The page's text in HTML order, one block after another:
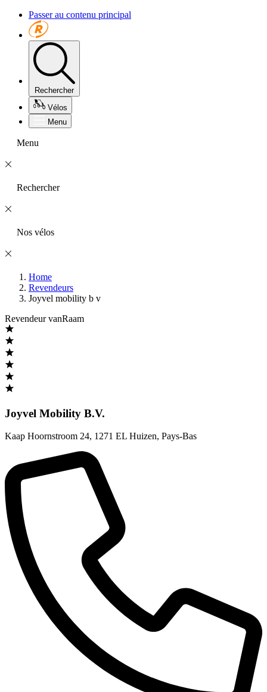
Passer au contenu principal
Rechercher
Vélos
Menu
Menu
Rechercher
Nos vélos
Home
Revendeurs
Joyvel mobility b v
Revendeur vanRaam
Joyvel Mobility B.V.
Kaap Hoornstroom 24, 1271 EL Huizen, Pays-Bas